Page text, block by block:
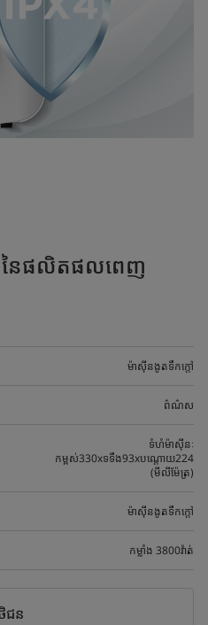
ៃផលិតផលពេញ
ម៉ាស៊ីនងូតទឹកក្តៅ
ព៌ណ៌ស
ទំហំម៉ាស៊ីនៈ
កម្ពស់330xទទឹង93xបណ្តោយ224
(មីលីម៉ែត្រ)
ម៉ាស៊ីនងូតទឹកក្តៅ
កម្លាំង​​ 3800​វ៉ាត់
ជន